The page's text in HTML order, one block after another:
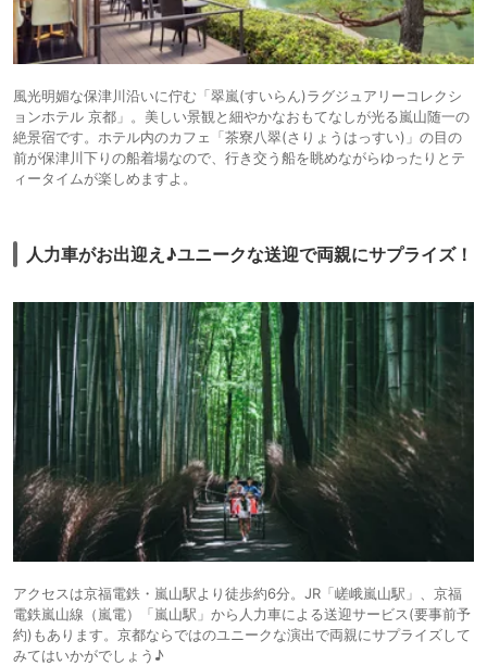
風光明媚な保津川沿いに佇む「翠嵐(すいらん)ラグジュアリーコレクシ
ョンホテル 京都」。美しい景観と細やかなおもてなしが光る嵐山随一の
絶景宿です。ホテル内のカフェ「茶寮八翠(さりょうはっすい)」の目の
前が保津川下りの船着場なので、行き交う船を眺めながらゆったりとテ
ィータイムが楽しめますよ。
人力車がお出迎え♪ユニークな送迎で両親にサプライズ！
アクセスは京福電鉄・嵐山駅より徒歩約6分。JR「嵯峨嵐山駅」、京福
電鉄嵐山線（嵐電）「嵐山駅」から人力車による送迎サービス(要事前予
約)もあります。京都ならではのユニークな演出で両親にサプライズして
みてはいかがでしょう♪